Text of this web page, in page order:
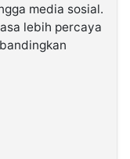
media sosial.
lebih percaya